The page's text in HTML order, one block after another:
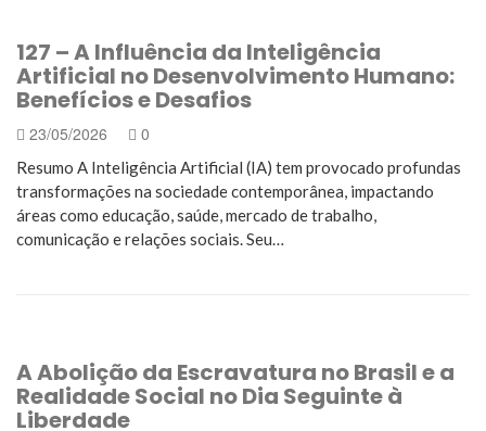
127 – A Influência da Inteligência
Artificial no Desenvolvimento Humano:
Benefícios e Desafios
23/05/2026 0
Resumo A Inteligência Artificial (IA) tem provocado profundas
transformações na sociedade contemporânea, impactando
áreas como educação, saúde, mercado de trabalho,
comunicação e relações sociais. Seu…
A Abolição da Escravatura no Brasil e a
Realidade Social no Dia Seguinte à
Liberdade